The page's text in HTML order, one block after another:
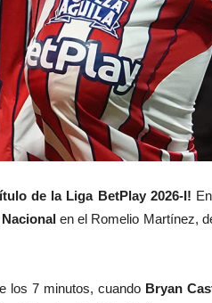
de la Liga BetPlay 2026-I!
en el Romelio Martínez,
los 7 minutos, cuando Bryan